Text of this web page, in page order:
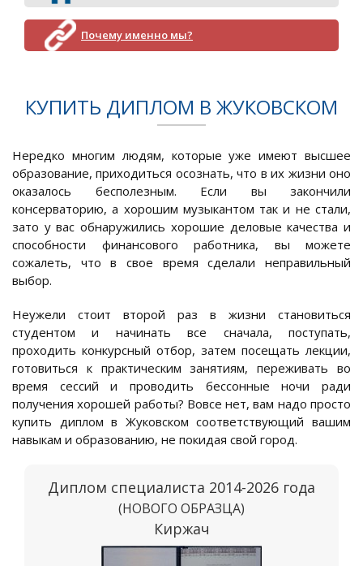
Почему именно мы?
КУПИТЬ ДИПЛОМ В ЖУКОВСКОМ
Нередко многим людям, которые уже имеют высшее
образование, приходиться осознать, что в их жизни оно
оказалось бесполезным. Если вы закончили
консерваторию, а хорошим музыкантом так и не стали,
зато у вас обнаружились хорошие деловые качества и
способности финансового работника, вы можете
сожалеть, что в свое время сделали неправильный
выбор.
Неужели стоит второй раз в жизни становиться
студентом и начинать все сначала, поступать,
проходить конкурсный отбор, затем посещать лекции,
готовиться к практическим занятиям, переживать во
время сессий и проводить бессонные ночи ради
получения хорошей работы? Вовсе нет, вам надо просто
купить диплом в Жуковском соответствующий вашим
навыкам и образованию, не покидая свой город.
Диплом специалиста 2014-2026 года
(НОВОГО ОБРАЗЦА)
Киржач